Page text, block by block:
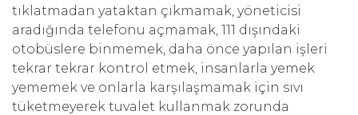
tıklatmadan yataktan çıkmamak, yöneticisi
aradığında telefonu açmamak, 111 dışındaki
otobüslere binmemek, daha önce yapılan işleri
tekrar tekrar kontrol etmek, insanlarla yemek
yememek ve onlarla karşılaşmamak için sıvı
tüketmeyerek tuvalet kullanmak zorunda